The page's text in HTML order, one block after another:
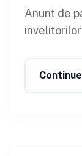
Anunt de